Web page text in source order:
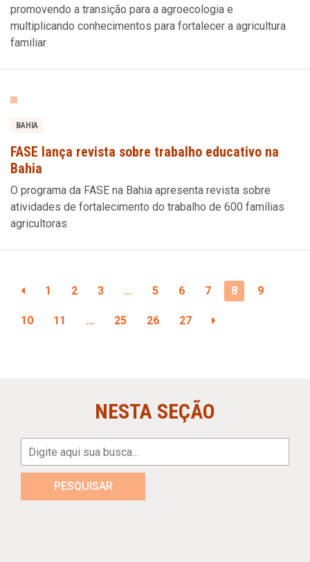
promovendo a transição para a agroecologia e
multiplicando conhecimentos para fortalecer a agricultura
familiar
BAHIA
FASE lança revista sobre trabalho educativo na
Bahia
O programa da FASE na Bahia apresenta revista sobre
atividades de fortalecimento do trabalho de 600 famílias
agricultoras
1 2 3 … 5 6 7 8 9
10 11 … 25 26 27
NESTA SEÇÃO
PESQUISAR